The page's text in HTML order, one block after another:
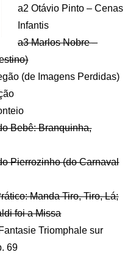
a2 Otávio Pinto – Cenas
Infantis
a3 Marlos Nobre –
(de Imagens Perdidas)
Bebê: Branquinha,
Pierrozinho (do Carnaval
Manda Tiro, Tiro, Lá;
foi a Missa
Triomphale sur
69